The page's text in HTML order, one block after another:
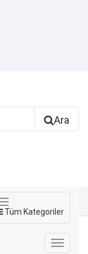
Ara
Tüm Kategoriler